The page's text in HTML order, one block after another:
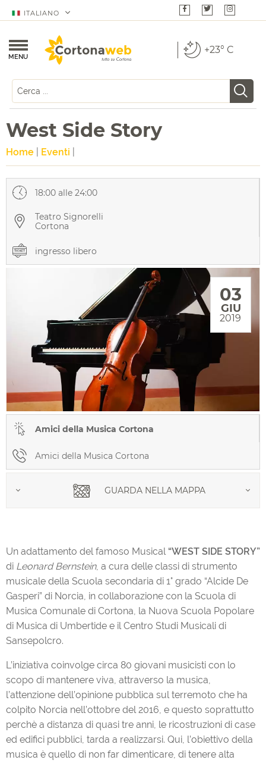
ITALIANO
MENU
+23° C
West Side Story
Home Eventi
18:00 alle 24:00
Teatro Signorelli
Cortona
ingresso libero
03
GIU
2019
Amici della Musica Cortona
Amici della Musica Cortona
GUARDA NELLA MAPPA
Un adattamento del famoso Musical “WEST SIDE STORY”
di Leonard Bernstein, a cura delle classi di strumento
musicale della Scuola secondaria di 1° grado “Alcide De
Gasperi” di Norcia, in collaborazione con la Scuola di
Musica Comunale di Cortona, la Nuova Scuola Popolare
di Musica di Umbertide e il Centro Studi Musicali di
Sansepolcro.
L’iniziativa coinvolge circa 80 giovani musicisti con lo
scopo di mantenere viva, attraverso la musica,
l’attenzione dell’opinione pubblica sul terremoto che ha
colpito Norcia nell’ottobre del 2016, e questo soprattutto
perchè a distanza di quasi tre anni, le ricostruzioni di case
ed edifici pubblici, tarda a realizzarsi. Qui, l’obiettivo della
musica è quello di non far dimenticare, di tenere alta